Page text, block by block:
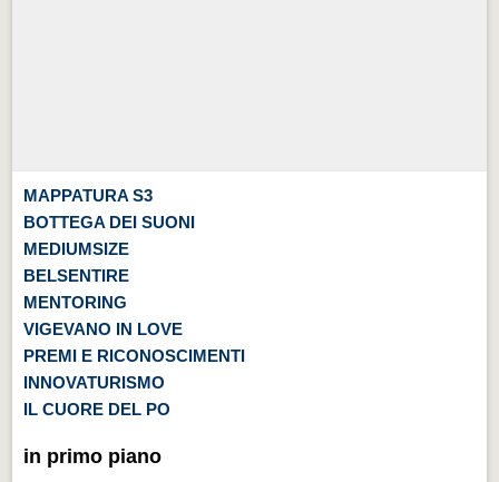
MAPPATURA S3
BOTTEGA DEI SUONI
MEDIUMSIZE
BELSENTIRE
MENTORING
VIGEVANO IN LOVE
PREMI E RICONOSCIMENTI
INNOVATURISMO
IL CUORE DEL PO
in primo piano